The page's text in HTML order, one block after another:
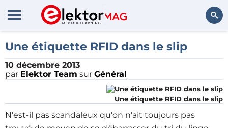
Rechercher
Une étiquette RFID dans le slip
10 décembre 2013
par Elektor Team sur Général
Une étiquette RFID dans le slip
N'est-il pas scandaleux qu'on n'ait toujours pas